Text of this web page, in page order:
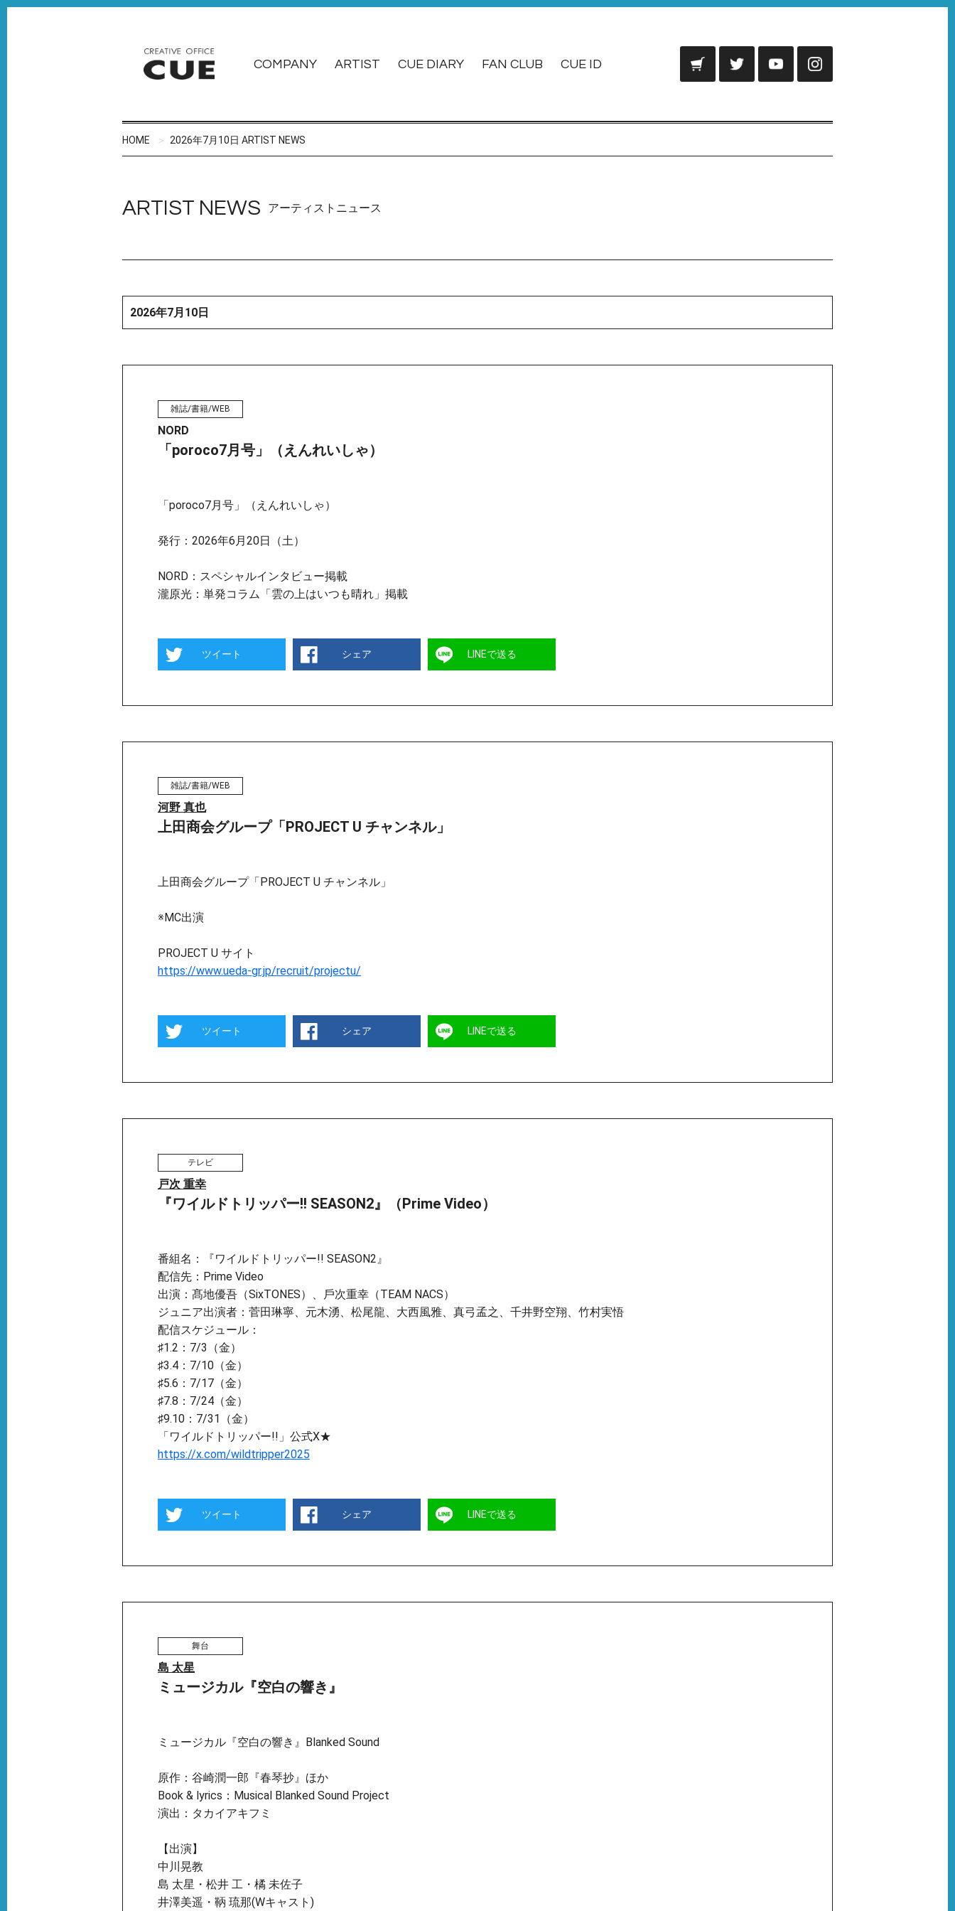
COMPANY ARTIST CUE DIARY FAN CLUB CUE ID
HOME 2026年7月10日 ARTIST NEWS
ARTIST NEWS アーティストニュース
2026年7月10日
雑誌/書籍/WEB
NORD
「poroco7月号」（えんれいしゃ）
「poroco7月号」（えんれいしゃ）
発行：2026年6月20日（土）
NORD：スペシャルインタビュー掲載
瀧原光：単発コラム「雲の上はいつも晴れ」掲載
ツイート シェア LINEで送る
雑誌/書籍/WEB
河野 真也
上田商会グループ「PROJECT U チャンネル」
上田商会グループ「PROJECT U チャンネル」
※MC出演
PROJECT U サイト
https://www.ueda-gr.jp/recruit/projectu/
ツイート シェア LINEで送る
テレビ
戸次 重幸
『ワイルドトリッパー!! SEASON2』（Prime Video）
番組名：『ワイルドトリッパー!! SEASON2』
配信先：Prime Video
出演：髙地優吾（SixTONES）、⼾次重幸（TEAM NACS）
ジュニア出演者：菅⽥琳寧、元⽊湧、松尾⿓、⼤⻄⾵雅、真⼸孟之、千井野空翔、⽵村実悟
配信スケジュール：
♯1.2：7/3（金）
♯3.4：7/10（金）
♯5.6：7/17（金）
♯7.8：7/24（金）
♯9.10：7/31（金）
「ワイルドトリッパー!!」公式X★
https://x.com/wildtripper2025
ツイート シェア LINEで送る
舞台
島 太星
ミュージカル『空白の響き』
ミュージカル『空白の響き』Blanked Sound
原作：谷崎潤一郎『春琴抄』ほか
Book & lyrics：Musical Blanked Sound Project
演出：タカイアキフミ
【出演】
中川晃教
島 太星・松井 工・橘 未佐子
井澤美遥・鞆 琉那(Wキャスト)